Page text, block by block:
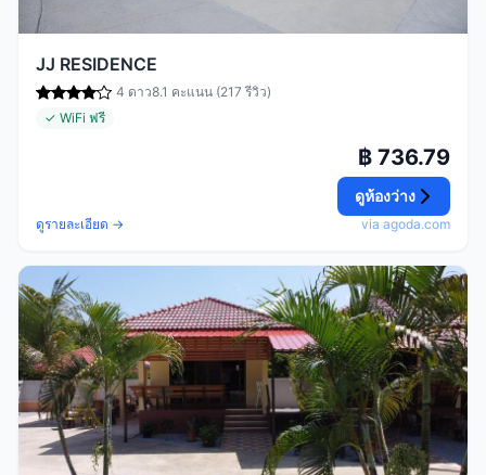
JJ RESIDENCE
4 ดาว8.1 คะแนน (217 รีวิว)
✓ WiFi ฟรี
ดูรายละเอียด →
฿ 736.79
ดูห้องว่าง
via agoda.com